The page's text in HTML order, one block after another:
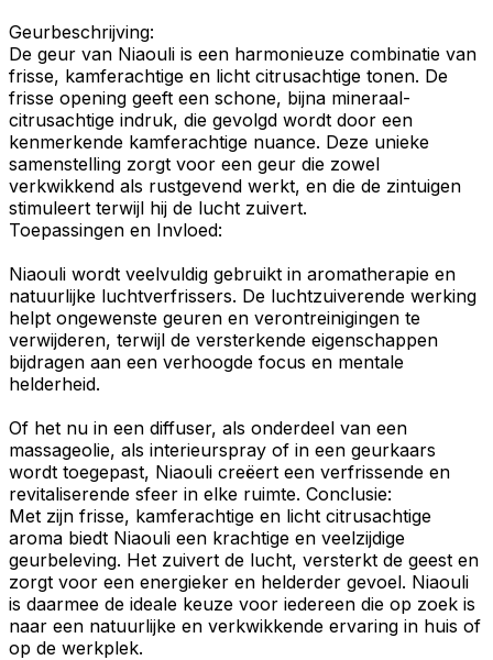
Geurbeschrijving:
De geur van Niaouli is een harmonieuze combinatie van
frisse, kamferachtige en licht citrusachtige tonen. De
frisse opening geeft een schone, bijna mineraal-
citrusachtige indruk, die gevolgd wordt door een
kenmerkende kamferachtige nuance. Deze unieke
samenstelling zorgt voor een geur die zowel
verkwikkend als rustgevend werkt, en die de zintuigen
stimuleert terwijl hij de lucht zuivert.
Toepassingen en Invloed:
Niaouli wordt veelvuldig gebruikt in aromatherapie en
natuurlijke luchtverfrissers. De luchtzuiverende werking
helpt ongewenste geuren en verontreinigingen te
verwijderen, terwijl de versterkende eigenschappen
bijdragen aan een verhoogde focus en mentale
helderheid.
Of het nu in een diffuser, als onderdeel van een
massageolie, als interieurspray of in een geurkaars
wordt toegepast, Niaouli creëert een verfrissende en
revitaliserende sfeer in elke ruimte. Conclusie:
Met zijn frisse, kamferachtige en licht citrusachtige
aroma biedt Niaouli een krachtige en veelzijdige
geurbeleving. Het zuivert de lucht, versterkt de geest en
zorgt voor een energieker en helderder gevoel. Niaouli
is daarmee de ideale keuze voor iedereen die op zoek is
naar een natuurlijke en verkwikkende ervaring in huis of
op de werkplek.